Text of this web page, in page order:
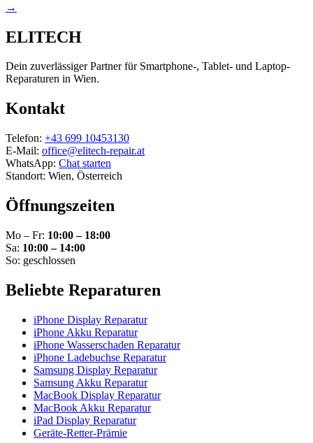
→
ELITECH
Dein zuverlässiger Partner für Smartphone-, Tablet- und Laptop-
Reparaturen in Wien.
Kontakt
Telefon: +43 699 10453130
E-Mail: office@elitech-repair.at
WhatsApp: Chat starten
Standort: Wien, Österreich
Öffnungszeiten
Mo – Fr: 10:00 – 18:00
Sa: 10:00 – 14:00
So: geschlossen
Beliebte Reparaturen
iPhone Display Reparatur
iPhone Akku Reparatur
iPhone Wasserschaden Reparatur
iPhone Ladebuchse Reparatur
Samsung Display Reparatur
Samsung Akku Reparatur
MacBook Display Reparatur
MacBook Akku Reparatur
iPad Display Reparatur
Geräte-Retter-Prämie